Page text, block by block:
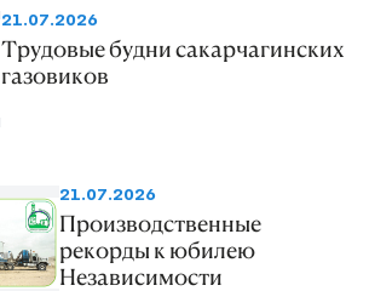
21.07.2026
Трудовые будни сакарчагинских
газовиков
21.07.2026
Производственные
рекорды к юбилею
Независимости